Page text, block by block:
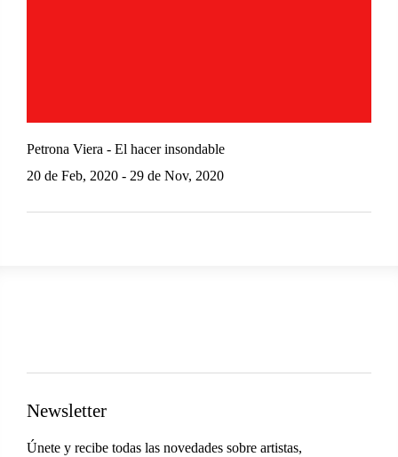
Petrona Viera - El hacer insondable
20 de Feb, 2020 - 29 de Nov, 2020
Newsletter
Únete y recibe todas las novedades sobre artistas,